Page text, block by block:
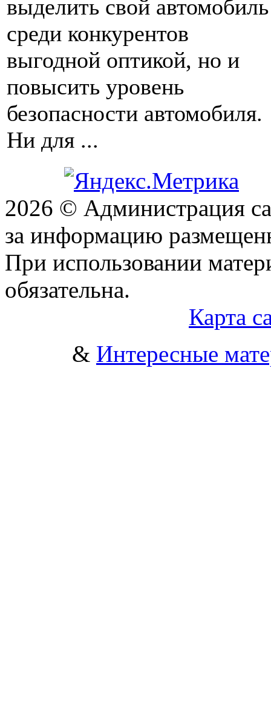
выделить свой автомобиль
среди конкурентов
выгодной оптикой, но и
повысить уровень
безопасности автомобиля.
Ни для ...
2026 © Администрация
за информацию
При использовании
обязательна.
Карта
& Интересные